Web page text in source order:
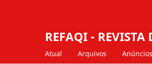
REFAQI - REVISTA
Atual Arquivos Anúncios